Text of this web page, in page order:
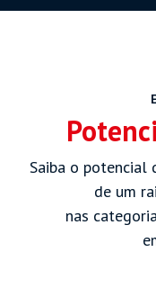
Saiba o potencial
de um
nas